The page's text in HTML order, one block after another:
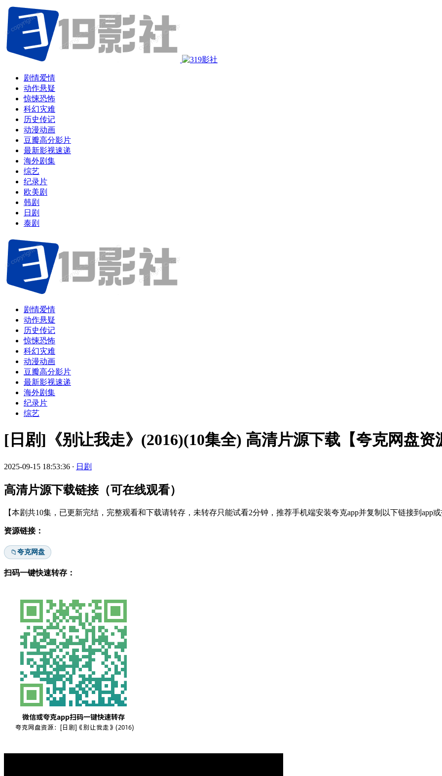
剧情爱情
动作悬疑
惊悚恐怖
科幻灾难
历史传记
动漫动画
豆瓣高分影片
最新影视速递
海外剧集
综艺
纪录片
欧美剧
韩剧
日剧
泰剧
剧情爱情
动作悬疑
历史传记
惊悚恐怖
科幻灾难
动漫动画
豆瓣高分影片
最新影视速递
海外剧集
纪录片
综艺
[日剧]《别让我走》(2016)(10集全) 高清片源下载【夸克网盘资
2025-09-15 18:53:36 · 日剧
高清片源下载链接（可在线观看）
【本剧共10集，已更新完结，完整观看和下载请转存，未转存只能试看2分钟，推荐手机端安装夸克app并复制以下链接到app或
资源链接：
📁夸克网盘
扫码一键快速转存：